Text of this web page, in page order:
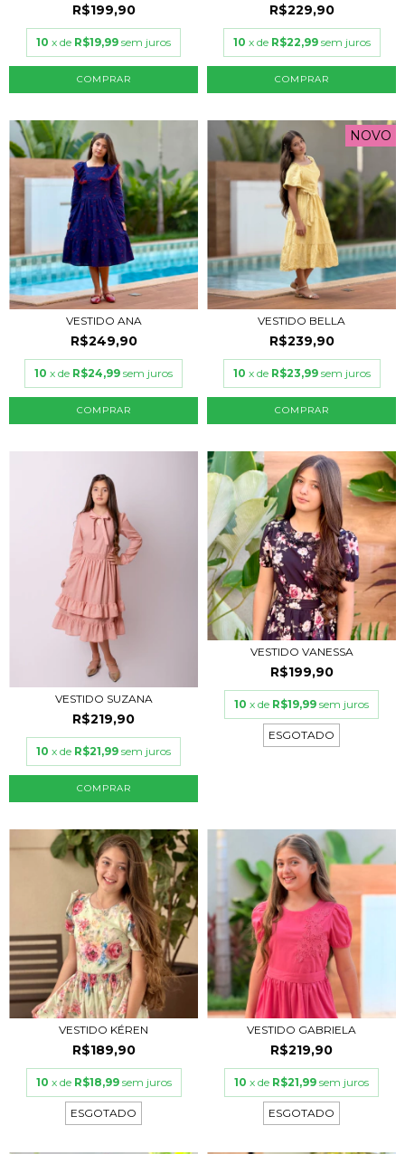
R$199,90
10 x de R$19,99 sem juros
COMPRAR
R$229,90
10 x de R$22,99 sem juros
COMPRAR
VESTIDO ANA
R$249,90
10 x de R$24,99 sem juros
COMPRAR
NOVO
VESTIDO BELLA
R$239,90
10 x de R$23,99 sem juros
COMPRAR
VESTIDO SUZANA
R$219,90
10 x de R$21,99 sem juros
COMPRAR
VESTIDO VANESSA
R$199,90
10 x de R$19,99 sem juros
ESGOTADO
VESTIDO KÉREN
R$189,90
10 x de R$18,99 sem juros
ESGOTADO
VESTIDO GABRIELA
R$219,90
10 x de R$21,99 sem juros
ESGOTADO